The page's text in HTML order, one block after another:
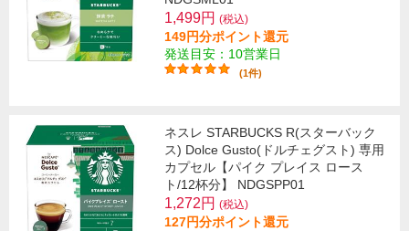
1,499円 (税込)
149円分ポイント還元
発送目安：10営業日
(1件)
ネスレ STARBUCKS R(スターバック
ス) Dolce Gusto(ドルチェグスト) 専用
カプセル【パイク プレイス ロース
ト/12杯分】 NDGSPP01
1,272円 (税込)
127円分ポイント還元